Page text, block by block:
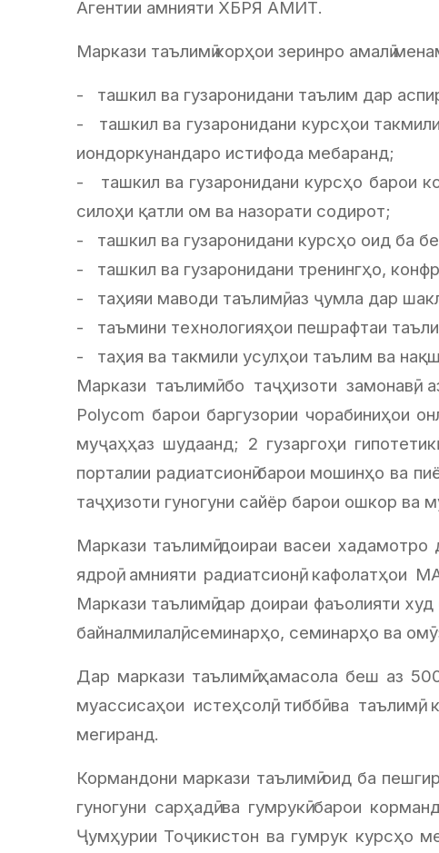
Агентии амнияти ХБРЯ АМИТ.
Маркази таълимӣ корҳои зеринро амалӣ
- ташкил ва гузаронидани таълим дар
- ташкил ва гузаронидани курсҳои
иондоркунандаро истифода мебаранд;
- ташкил ва гузаронидани курсҳо барои
силоҳи қатли ом ва назорати содирот;
- ташкил ва гузаронидани курсҳо оид ба
- ташкил ва гузаронидани тренингҳо,
- таҳияи маводи таълимӣ, аз ҷумла дар
- таъмини технологияҳои пешрафтаи
- таҳия ва такмили усулҳои таълим ва
Маркази таълимӣ бо таҷҳизоти
Polycom барои баргузории чорабиниҳои
муҷаҳҳаз шудаанд; 2 гузаргоҳи
порталии радиатсионӣ барои мошинҳо ва
таҷҳизоти гуногуни сайёр барои ошкор ва
Маркази таълимӣ доираи васеи
ядроӣ, амнияти радиатсионӣ,
Маркази таълимӣ дар доираи фаъолияти
байналмилалӣ, семинарҳо, семинарҳо ва
Дар маркази таълимӣ ҳамасола беш аз
муассисаҳои истеҳсолӣ, тиббӣ ва
мегиранд.
Кормандони маркази таълимӣ оид ба
гуногуни сарҳадӣ ва гумрукӣ барои
Ҷумҳурии Тоҷикистон ва гумрук курсҳо